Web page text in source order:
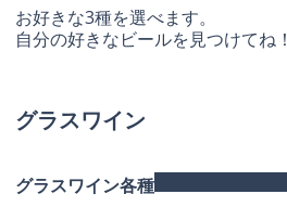
お好きな3種を選べます。
自分の好きなビールを見つけてね！
グラスワイン
グラスワイン各種